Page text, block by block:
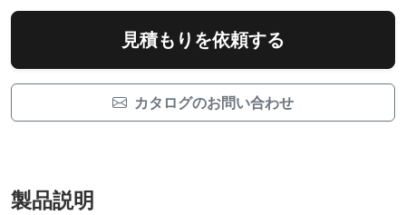
見積もりを依頼する
カタログのお問い合わせ
製品説明